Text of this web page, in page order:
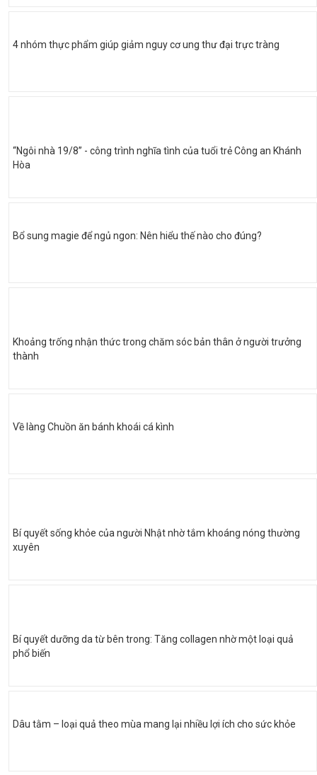
4 nhóm thực phẩm giúp giảm nguy cơ ung thư đại trực tràng
“Ngôi nhà 19/8” - công trình nghĩa tình của tuổi trẻ Công an Khánh
Hòa
Bổ sung magie để ngủ ngon: Nên hiểu thế nào cho đúng?
Khoảng trống nhận thức trong chăm sóc bản thân ở người trưởng
thành
Về làng Chuồn ăn bánh khoái cá kình
Bí quyết sống khỏe của người Nhật nhờ tắm khoáng nóng thường
xuyên
Bí quyết dưỡng da từ bên trong: Tăng collagen nhờ một loại quả
phổ biến
Dâu tằm – loại quả theo mùa mang lại nhiều lợi ích cho sức khỏe